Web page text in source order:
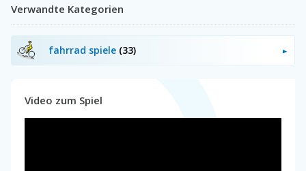
Verwandte Kategorien
fahrrad spiele (33)
Video zum Spiel